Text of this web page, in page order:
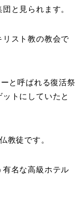
と見られます。
リスト教の教会で
と呼ばれる復活祭
トにしていたと
教徒です。
名な高級ホテル